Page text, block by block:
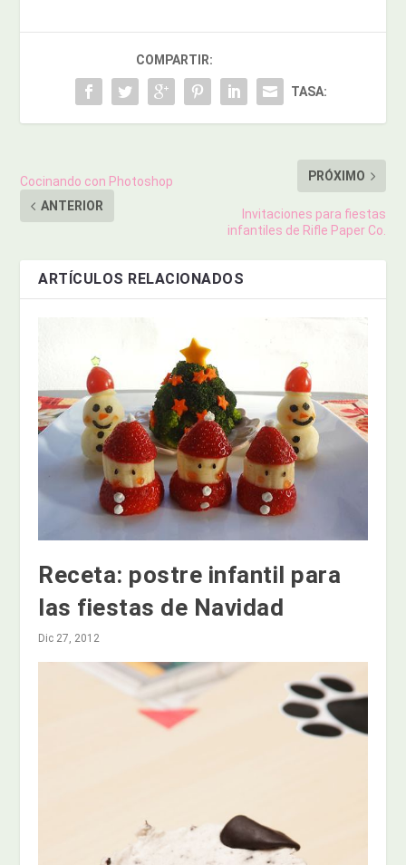
COMPARTIR:
TASA:
Cocinando con Photoshop
ANTERIOR
PRÓXIMO
Invitaciones para fiestas
infantiles de Rifle Paper Co.
ARTÍCULOS RELACIONADOS
Receta: postre infantil para
las fiestas de Navidad
Dic 27, 2012